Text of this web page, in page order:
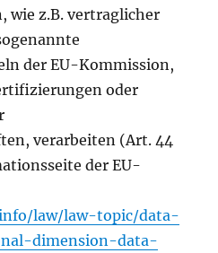
wie z.B. vertraglicher
der EU-Kommission,
oder
verarbeiten (Art. 44
der EU-
law/law-topic/data-
dimension-data-